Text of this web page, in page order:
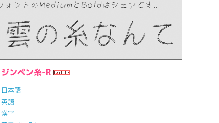
ジンペン糸-R
日本語
英語
漢字